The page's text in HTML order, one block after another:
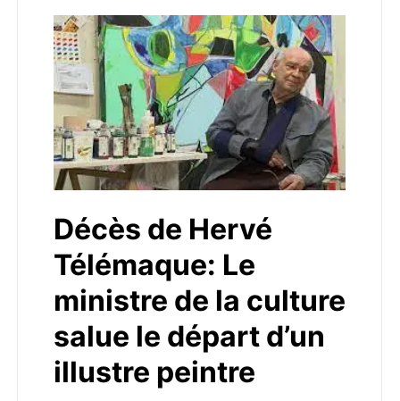
Décès de Hervé
Télémaque: Le
ministre de la culture
salue le départ d’un
illustre peintre